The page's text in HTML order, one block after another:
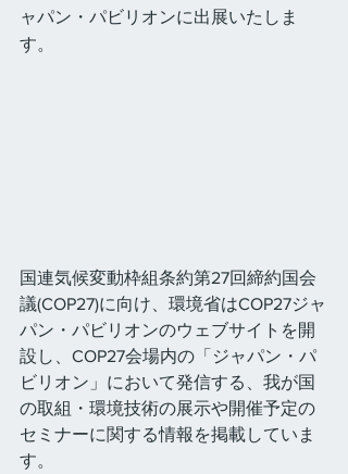
ャパン・パビリオンに出展いたしま
す。
国連気候変動枠組条約第27回締約国会
議(COP27)に向け、環境省はCOP27ジャ
パン・パビリオンのウェブサイトを開
設し、COP27会場内の「ジャパン・パ
ビリオン」において発信する、我が国
の取組・環境技術の展示や開催予定の
セミナーに関する情報を掲載していま
す。